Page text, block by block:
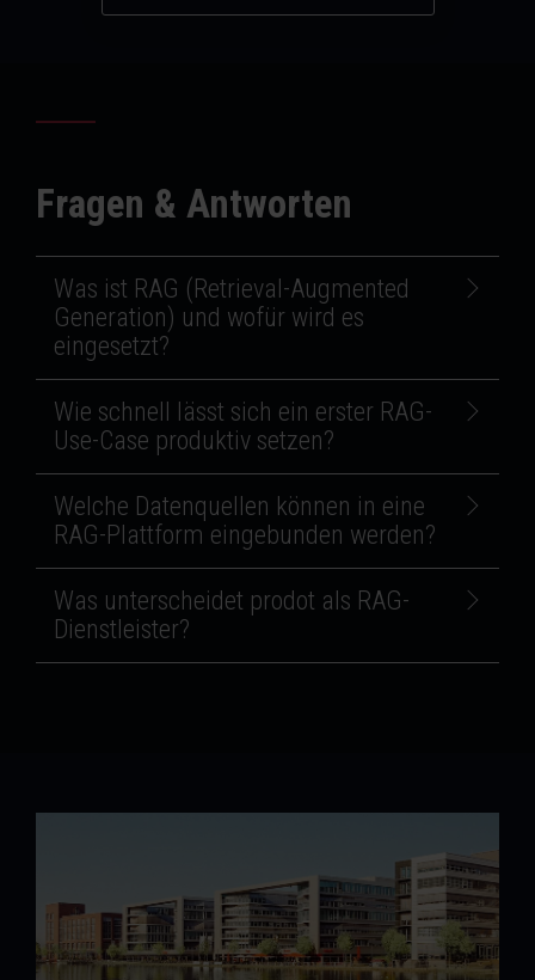
Fragen & Antworten
Was ist RAG (Retrieval-Augmented
Generation) und wofür wird es
eingesetzt?
Wie schnell lässt sich ein erster RAG-
Use-Case produktiv setzen?
Welche Datenquellen können in eine
RAG-Plattform eingebunden werden?
Was unterscheidet prodot als RAG-
Dienstleister?